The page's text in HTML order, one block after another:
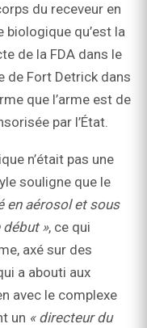
du receveur en
biologique qu’est la
de la FDA dans le
de Fort Detrick dans
que l’arme est de
par l’État.
n’était pas une
souligne que le
en aérosol et sous
», ce qui
axé sur des
a abouti aux
avec le complexe
un « directeur du